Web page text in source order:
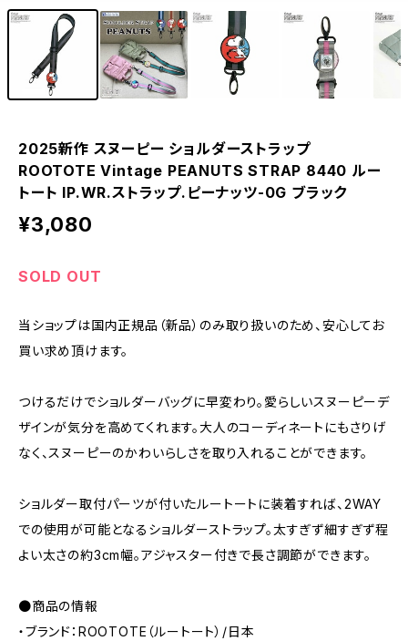
2025新作 スヌーピー ショルダーストラップ
ROOTOTE Vintage PEANUTS STRAP 8440 ルー
トート IP.WR.ストラップ.ピーナッツ-0G ブラック
¥3,080
SOLD OUT
当ショップは国内正規品（新品）のみ取り扱いのため、安心してお
買い求め頂けます。
つけるだけでショルダーバッグに早変わり。愛らしいスヌーピーデ
ザインが気分を高めてくれます。大人のコーディネートにもさりげ
なく、スヌーピーのかわいらしさを取り入れることができます。
ショルダー取付パーツが付いたルートートに装着すれば、2WAY
での使用が可能となるショルダーストラップ。太すぎず細すぎず程
よい太さの約3cm幅。アジャスター付きで長さ調節ができます。
●商品の情報
・ブランド：ROOTOTE（ルートート）/日本